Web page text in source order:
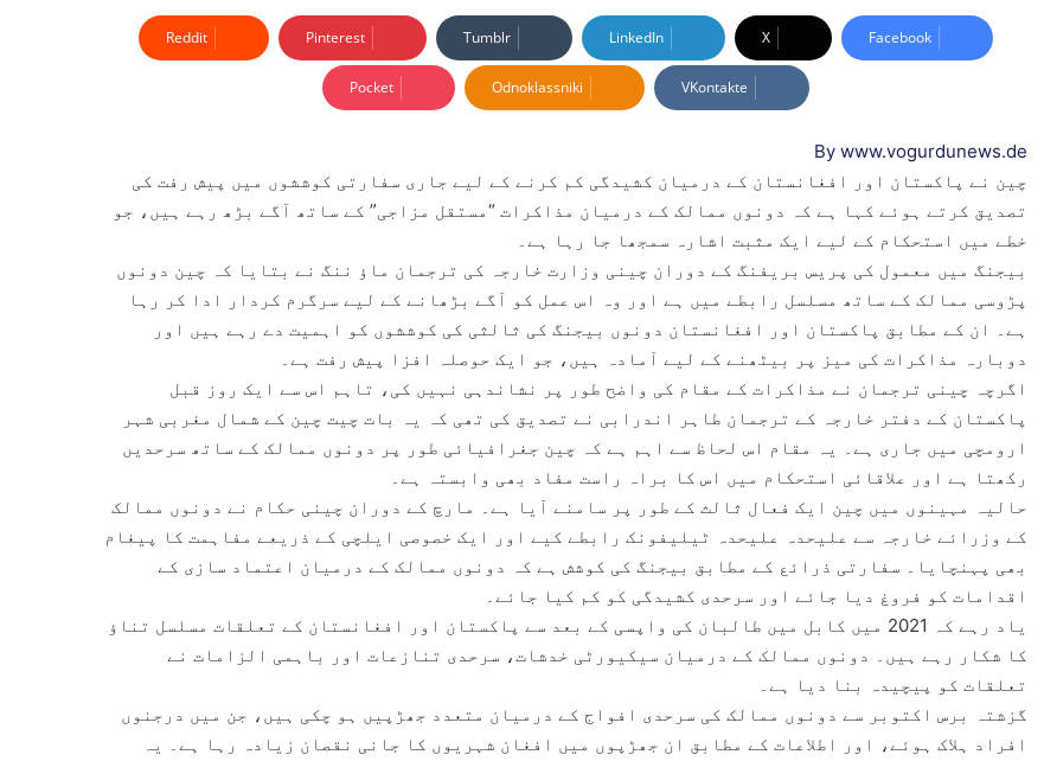
n
d
n
Facebook
X
LinkedIn
Tumblr
Pinterest
Reddit
VKontakte
Odnoklassniki
Pocket
By www.vogurdunews.de
چین نے پاکستان اور افغانستان کے درمیان کشیدگی کم کرنے کے لیے جاری سفارتی کوششوں میں پیش رفت کی
تصدیق کرتے ہوئے کہا ہے کہ دونوں ممالک کے درمیان مذاکرات “مستقل مزاجی” کے ساتھ آگے بڑھ رہے ہیں، جو
خطے میں استحکام کے لیے ایک مثبت اشارہ سمجھا جا رہا ہے۔
بیجنگ میں معمول کی پریس بریفنگ کے دوران چینی وزارت خارجہ کی ترجمان ماؤ ننگ نے بتایا کہ چین دونوں
پڑوسی ممالک کے ساتھ مسلسل رابطے میں ہے اور وہ اس عمل کو آگے بڑھانے کے لیے سرگرم کردار ادا کر رہا
ہے۔ ان کے مطابق پاکستان اور افغانستان دونوں بیجنگ کی ثالثی کی کوششوں کو اہمیت دے رہے ہیں اور
دوبارہ مذاکرات کی میز پر بیٹھنے کے لیے آمادہ ہیں، جو ایک حوصلہ افزا پیش رفت ہے۔
اگرچہ چینی ترجمان نے مذاکرات کے مقام کی واضح طور پر نشاندہی نہیں کی، تاہم اس سے ایک روز قبل
پاکستان کے دفتر خارجہ کے ترجمان طاہر اندرابی نے تصدیق کی تھی کہ یہ بات چیت چین کے شمال مغربی شہر
ارومچی میں جاری ہے۔ یہ مقام اس لحاظ سے اہم ہے کہ چین جغرافیائی طور پر دونوں ممالک کے ساتھ سرحدیں
رکھتا ہے اور علاقائی استحکام میں اس کا براہ راست مفاد بھی وابستہ ہے۔
حالیہ مہینوں میں چین ایک فعال ثالث کے طور پر سامنے آیا ہے۔ مارچ کے دوران چینی حکام نے دونوں ممالک
کے وزرائے خارجہ سے علیحدہ علیحدہ ٹیلیفونک رابطے کیے اور ایک خصوصی ایلچی کے ذریعے مفاہمت کا پیغام
بھی پہنچایا۔ سفارتی ذرائع کے مطابق بیجنگ کی کوشش ہے کہ دونوں ممالک کے درمیان اعتماد سازی کے
اقدامات کو فروغ دیا جائے اور سرحدی کشیدگی کو کم کیا جائے۔
یاد رہے کہ 2021 میں کابل میں طالبان کی واپسی کے بعد سے پاکستان اور افغانستان کے تعلقات مسلسل تناؤ
کا شکار رہے ہیں۔ دونوں ممالک کے درمیان سیکیورٹی خدشات، سرحدی تنازعات اور باہمی الزامات نے
تعلقات کو پیچیدہ بنا دیا ہے۔
گزشتہ برس اکتوبر سے دونوں ممالک کی سرحدی افواج کے درمیان متعدد جھڑپیں ہو چکی ہیں، جن میں درجنوں
افراد ہلاک ہوئے، اور اطلاعات کے مطابق ان جھڑپوں میں افغان شہریوں کا جانی نقصان زیادہ رہا ہے۔ یہ